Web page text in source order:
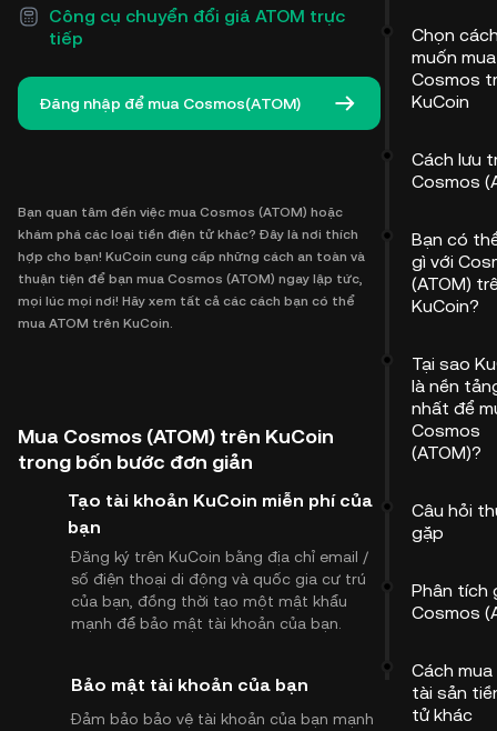
Công cụ chuyển đổi giá ATOM trực
tiếp
Đăng nhập để mua Cosmos(ATOM)
Bạn quan tâm đến việc mua Cosmos (ATOM) hoặc
khám phá các loại tiền điện tử khác? Đây là nơi thích
hợp cho bạn! KuCoin cung cấp những cách an toàn và
thuận tiện để bạn mua Cosmos (ATOM) ngay lập tức,
mọi lúc mọi nơi! Hãy xem tất cả các cách bạn có thể
mua ATOM trên KuCoin.
Mua Cosmos (ATOM) trên KuCoin
trong bốn bước đơn giản
Tạo tài khoản KuCoin miễn phí của
bạn
Đăng ký trên KuCoin bằng địa chỉ email /
số điện thoại di động và quốc gia cư trú
của bạn, đồng thời tạo một mật khẩu
mạnh để bảo mật tài khoản của bạn.
Bảo mật tài khoản của bạn
Đảm bảo bảo vệ tài khoản của bạn mạnh
Chọn
muốn mua
Cosmos
KuCoin
Cách lưu
Cosmos
Bạn có
gì với
(ATOM)
KuCoin?
Tại sao
là nền
nhất để
Cosmos
(ATOM)?
Câu hỏi
gặp
Phân tích
Cosmos
Cách
tài sản
tử khác